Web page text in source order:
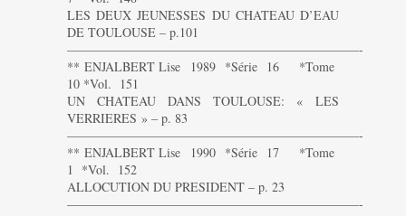
LES DEUX JEUNESSES DU CHATEAU D’EAU
DE TOULOUSE – p.101
———————————————————————-
** ENJALBERT Lise 1989 *Série 16 *Tome
10 *Vol. 151
UN CHATEAU DANS TOULOUSE: « LES
VERRIERES » – p. 83
———————————————————————-
** ENJALBERT Lise 1990 *Série 17 *Tome
1 *Vol. 152
ALLOCUTION DU PRESIDENT – p. 23
———————————————————————-